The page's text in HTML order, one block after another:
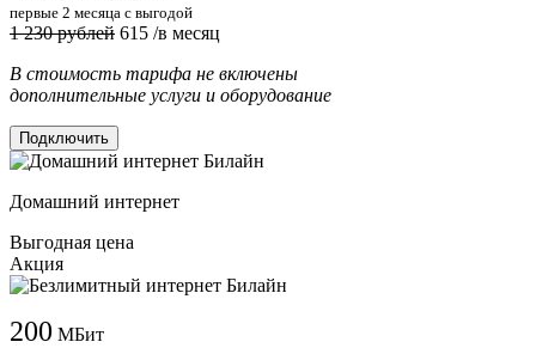
первые 2 месяца с выгодой
1 230 рублей 615 /в месяц
В стоимость тарифа не включены
дополнительные услуги и оборудование
Подключить
Домашний интернет
Выгодная цена
Акция
200 МБит